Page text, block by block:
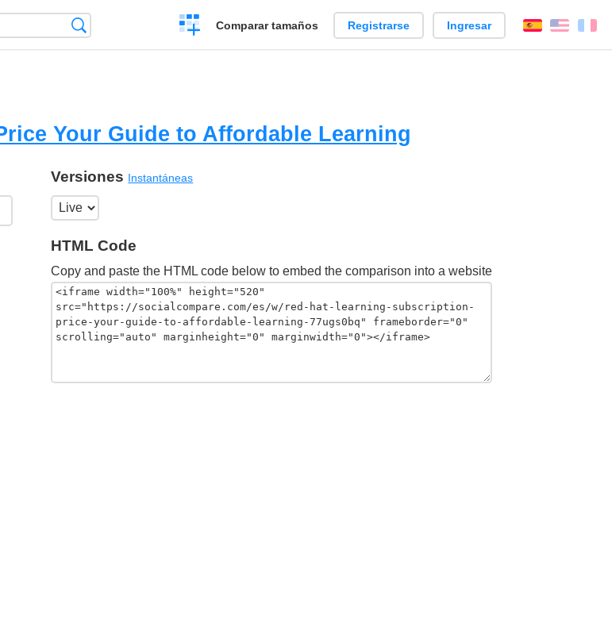
Crear
una
Comparar tamaños Registrarse Ingresar EspañolEnglish
Your Guide to Affordable Learning
Versiones Instantáneas
HTML Code
Copy and paste the HTML code below to embed the comparison into a website